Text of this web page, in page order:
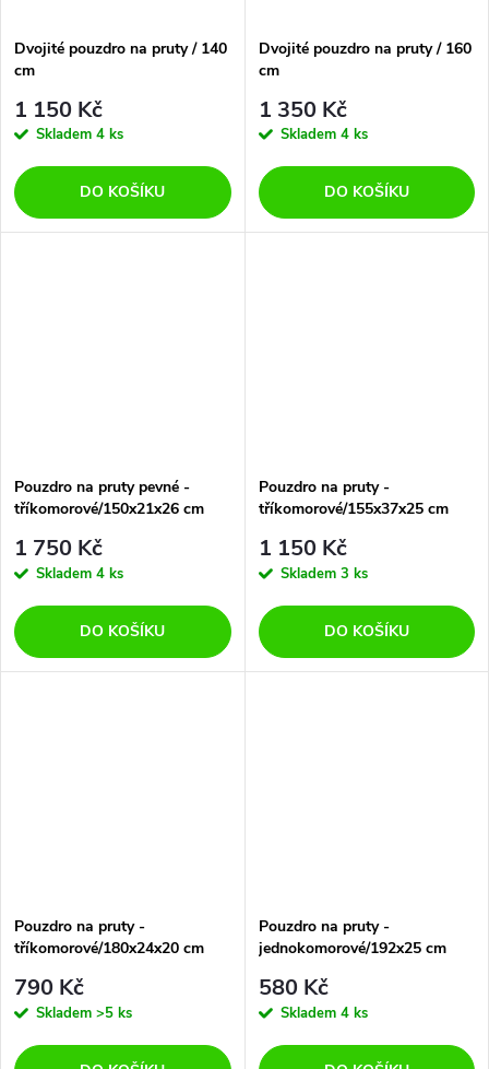
Dvojité pouzdro na pruty / 140
cm
1 150 Kč
Skladem 4 ks
DO KOŠÍKU
Dvojité pouzdro na pruty / 160
cm
1 350 Kč
Skladem 4 ks
DO KOŠÍKU
Pouzdro na pruty pevné -
tříkomorové/150x21x26 cm
1 750 Kč
Skladem 4 ks
DO KOŠÍKU
Pouzdro na pruty -
tříkomorové/155x37x25 cm
1 150 Kč
Skladem 3 ks
DO KOŠÍKU
Pouzdro na pruty -
tříkomorové/180x24x20 cm
790 Kč
Skladem >5 ks
Pouzdro na pruty -
jednokomorové/192x25 cm
580 Kč
Skladem 4 ks